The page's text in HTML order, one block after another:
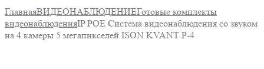
ГлавнаяВИДЕОНАБЛЮДЕНИЕГотовые комплекты
видеонаблюденияIP POE Система видеонаблюдения со звуком
на 4 камеры 5 мегапикселей ISON KVANT P-4